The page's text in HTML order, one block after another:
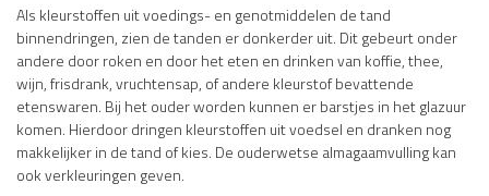
Als kleurstoffen uit voedings- en genotmiddelen de tand
binnendringen, zien de tanden er donkerder uit. Dit gebeurt onder
andere door roken en door het eten en drinken van koffie, thee,
wijn, frisdrank, vruchtensap, of andere kleurstof bevattende
etenswaren. Bij het ouder worden kunnen er barstjes in het glazuur
komen. Hierdoor dringen kleurstoffen uit voedsel en dranken nog
makkelijker in de tand of kies. De ouderwetse almagaamvulling kan
ook verkleuringen geven.